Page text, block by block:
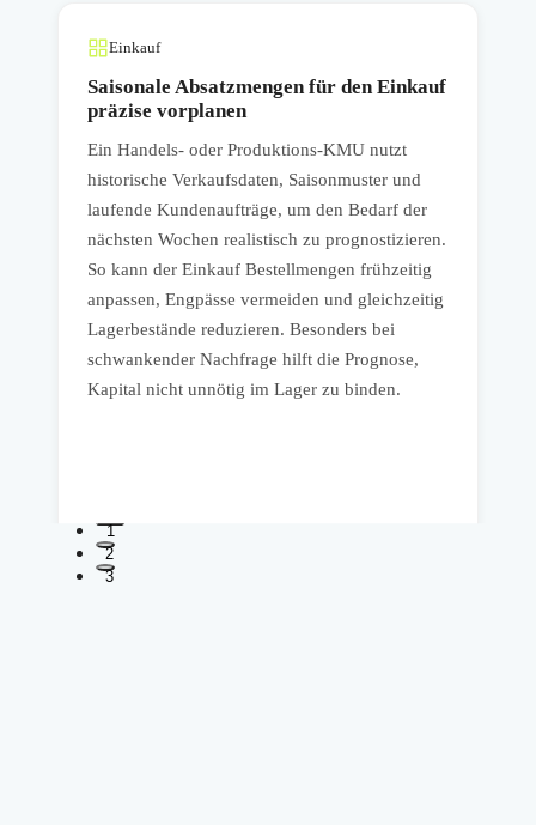
Einkauf
Saisonale Absatzmengen für den Einkauf
präzise vorplanen
Ein Handels- oder Produktions-KMU nutzt
historische Verkaufsdaten, Saisonmuster und
laufende Kundenaufträge, um den Bedarf der
nächsten Wochen realistisch zu prognostizieren.
So kann der Einkauf Bestellmengen frühzeitig
anpassen, Engpässe vermeiden und gleichzeitig
Lagerbestände reduzieren. Besonders bei
schwankender Nachfrage hilft die Prognose,
Kapital nicht unnötig im Lager zu binden.
1
2
3